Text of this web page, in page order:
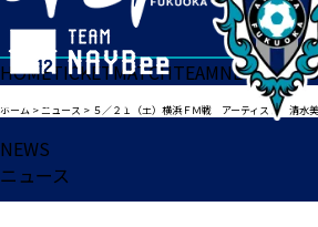
HOMETICKETMATCHTEAMNEWS
ホーム >ニュース > ５／２１（土）横浜ＦＭ戦 アーティスト 清水美依
NEWS
ニュース